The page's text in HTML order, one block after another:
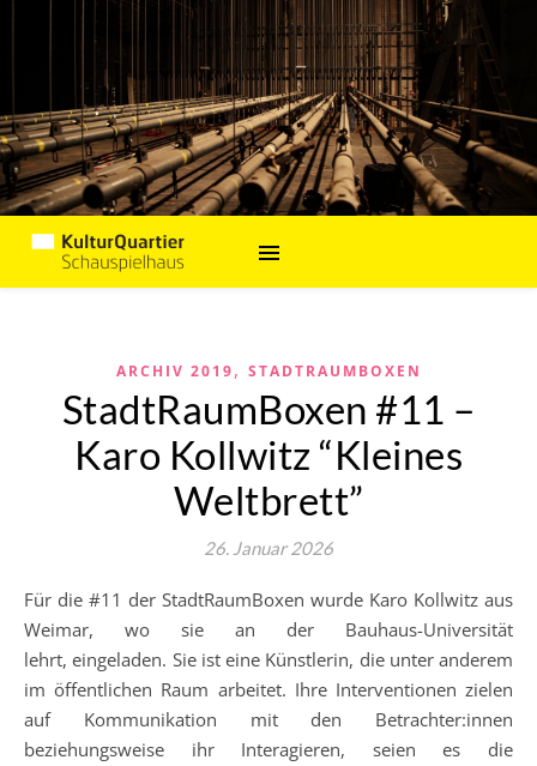
ARCHIV 2019, STADTRAUMBOXEN
StadtRaumBoxen #11 –
Karo Kollwitz “Kleines
Weltbrett”
26. Januar 2026
Für die #11 der StadtRaumBoxen wurde Karo Kollwitz aus
Weimar, wo sie an der Bauhaus-Universität
lehrt, eingeladen. Sie ist eine Künstlerin, die unter anderem
im öffentlichen Raum arbeitet. Ihre Interventionen zielen
auf Kommunikation mit den Betrachter:innen
beziehungsweise ihr Interagieren, seien es die